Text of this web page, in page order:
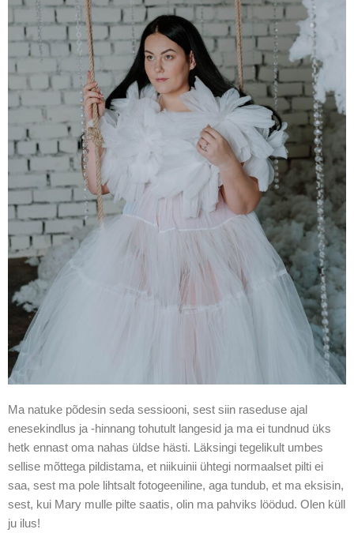
Ma natuke põdesin seda sessiooni, sest siin raseduse ajal
enesekindlus ja -hinnang tohutult langesid ja ma ei tundnud üks
hetk ennast oma nahas üldse hästi. Läksingi tegelikult umbes
sellise mõttega pildistama, et niikuinii ühtegi normaalset pilti ei
saa, sest ma pole lihtsalt fotogeeniline, aga tundub, et ma eksisin,
sest, kui Mary mulle pilte saatis, olin ma pahviks löödud. Olen küll
ju ilus!